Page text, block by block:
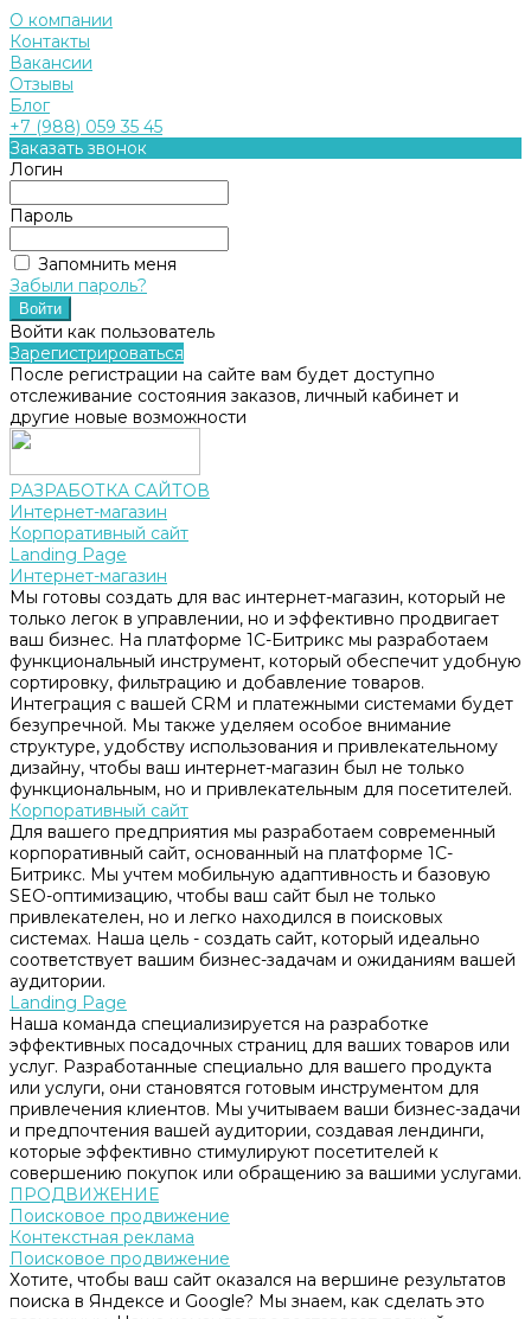
О компании
Контакты
Вакансии
Отзывы
Блог
+7 (988) 059 35 45
Заказать звонок
Логин
Пароль
Запомнить меня
Забыли пароль?
Войти как пользователь
Зарегистрироваться
После регистрации на сайте вам будет доступно
отслеживание состояния заказов, личный кабинет и
другие новые возможности
РАЗРАБОТКА САЙТОВ
Интернет-магазин
Корпоративный сайт
Landing Page
Интернет-магазин
Мы готовы создать для вас интернет-магазин, который не
только легок в управлении, но и эффективно продвигает
ваш бизнес. На платформе 1С-Битрикс мы разработаем
функциональный инструмент, который обеспечит удобную
сортировку, фильтрацию и добавление товаров.
Интеграция с вашей CRM и платежными системами будет
безупречной. Мы также уделяем особое внимание
структуре, удобству использования и привлекательному
дизайну, чтобы ваш интернет-магазин был не только
функциональным, но и привлекательным для посетителей.
Корпоративный сайт
Для вашего предприятия мы разработаем современный
корпоративный сайт, основанный на платформе 1С-
Битрикс. Мы учтем мобильную адаптивность и базовую
SEO-оптимизацию, чтобы ваш сайт был не только
привлекателен, но и легко находился в поисковых
системах. Наша цель - создать сайт, который идеально
соответствует вашим бизнес-задачам и ожиданиям вашей
аудитории.
Landing Page
Наша команда специализируется на разработке
эффективных посадочных страниц для ваших товаров или
услуг. Разработанные специально для вашего продукта
или услуги, они становятся готовым инструментом для
привлечения клиентов. Мы учитываем ваши бизнес-задачи
и предпочтения вашей аудитории, создавая лендинги,
которые эффективно стимулируют посетителей к
совершению покупок или обращению за вашими услугами.
ПРОДВИЖЕНИЕ
Поисковое продвижение
Контекстная реклама
Поисковое продвижение
Хотите, чтобы ваш сайт оказался на вершине результатов
поиска в Яндексе и Google? Мы знаем, как сделать это